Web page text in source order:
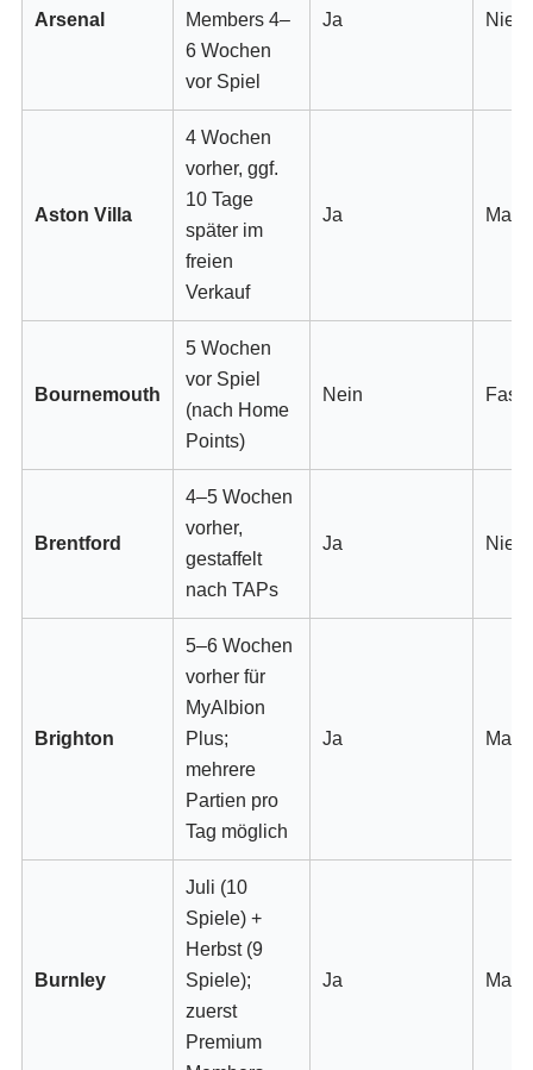
Arsenal
Members 4–
6 Wochen
vor Spiel
Ja Nie
Aston Villa
4 Wochen
vorher, ggf.
10 Tage
später im
freien
Verkauf
Ja
Bournemouth
5 Wochen
vor Spiel
(nach Home
Points)
Nein Fast
Brentford
4–5 Wochen
vorher,
gestaffelt
nach TAPs
Ja Nie
Brighton
5–6 Wochen
vorher für
MyAlbion
Plus;
mehrere
Partien pro
Tag möglich
Ja
Burnley
Juli (10
Spiele) +
Herbst (9
Spiele);
zuerst
Premium
Ja